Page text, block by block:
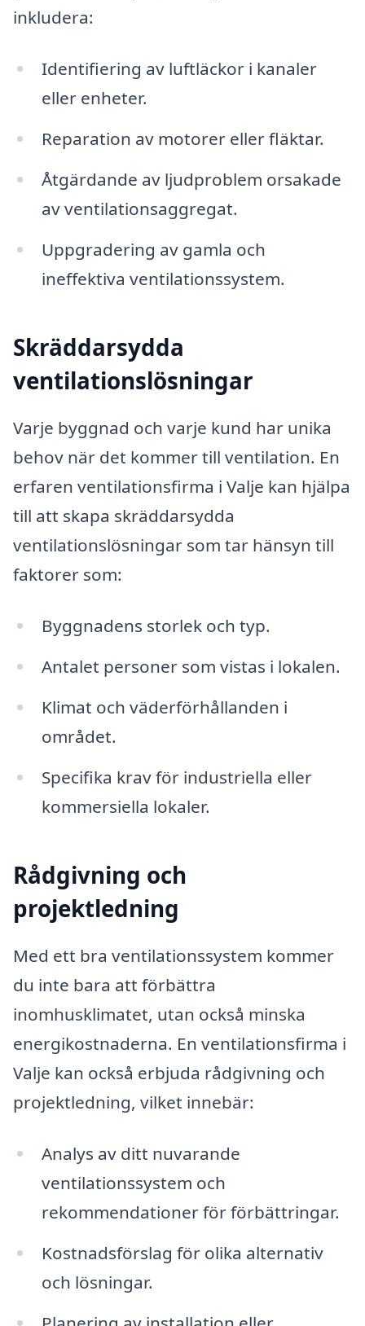
inkludera:
Identifiering av luftläckor i kanaler
eller enheter.
Reparation av motorer eller fläktar.
Åtgärdande av ljudproblem orsakade
av ventilationsaggregat.
Uppgradering av gamla och
ineffektiva ventilationssystem.
Skräddarsydda
ventilationslösningar
Varje byggnad och varje kund har unika
behov när det kommer till ventilation. En
erfaren ventilationsfirma i Valje kan hjälpa
till att skapa skräddarsydda
ventilationslösningar som tar hänsyn till
faktorer som:
Byggnadens storlek och typ.
Antalet personer som vistas i lokalen.
Klimat och väderförhållanden i
området.
Specifika krav för industriella eller
kommersiella lokaler.
Rådgivning och
projektledning
Med ett bra ventilationssystem kommer
du inte bara att förbättra
inomhusklimatet, utan också minska
energikostnaderna. En ventilationsfirma i
Valje kan också erbjuda rådgivning och
projektledning, vilket innebär:
Analys av ditt nuvarande
ventilationssystem och
rekommendationer för förbättringar.
Kostnadsförslag för olika alternativ
och lösningar.